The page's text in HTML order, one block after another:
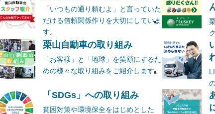
「いつもの通り頼むよ」と言っていた
だける信頼関係作りを大切にしていま
す。
栗山自動車の取り組み
「お客様」と「地球」を笑顔にするた
めの様々な取り組みをご紹介します。
「SDGs」への取り組み
貧困対策や環境保全をはじめとした